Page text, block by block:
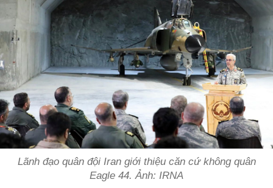
Lãnh đạo quân đội Iran giới thiệu căn cứ không quân
Eagle 44. Ảnh: IRNA